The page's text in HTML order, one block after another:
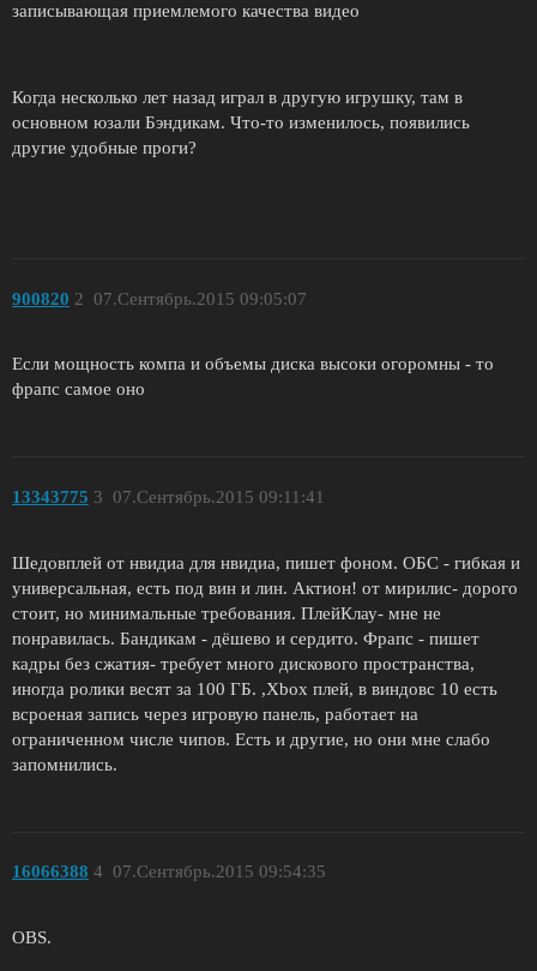
записывающая приемлемого качества видео
Когда несколько лет назад играл в другую игрушку, там в
основном юзали Бэндикам. Что-то изменилось, появились
другие удобные проги?
900820 07.Сентябрь.2015 09:05:07
2
Если мощность компа и объемы диска высоки огоромны - то
фрапс самое оно
13343775 07.Сентябрь.2015 09:11:41
3
Шедовплей от нвидиа для нвидиа, пишет фоном. ОБС - гибкая и
универсальная, есть под вин и лин. Актион! от мирилис- дорого
стоит, но минимальные требования. ПлейКлау- мне не
понравилась. Бандикам - дёшево и сердито. Фрапс - пишет
кадры без сжатия- требует много дискового пространства,
иногда ролики весят за 100 ГБ. ,Xbox плей, в виндовс 10 есть
всроеная запись через игровую панель, работает на
ограниченном числе чипов. Есть и другие, но они мне слабо
запомнились.
16066388 07.Сентябрь.2015 09:54:35
4
OBS.